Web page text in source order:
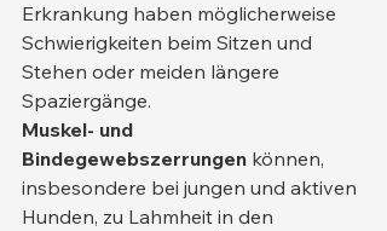
Erkrankung haben möglicherweise
Schwierigkeiten beim Sitzen und
Stehen oder meiden längere
Spaziergänge.
Muskel- und
Bindegewebszerrungen können,
insbesondere bei jungen und aktiven
Hunden, zu Lahmheit in den